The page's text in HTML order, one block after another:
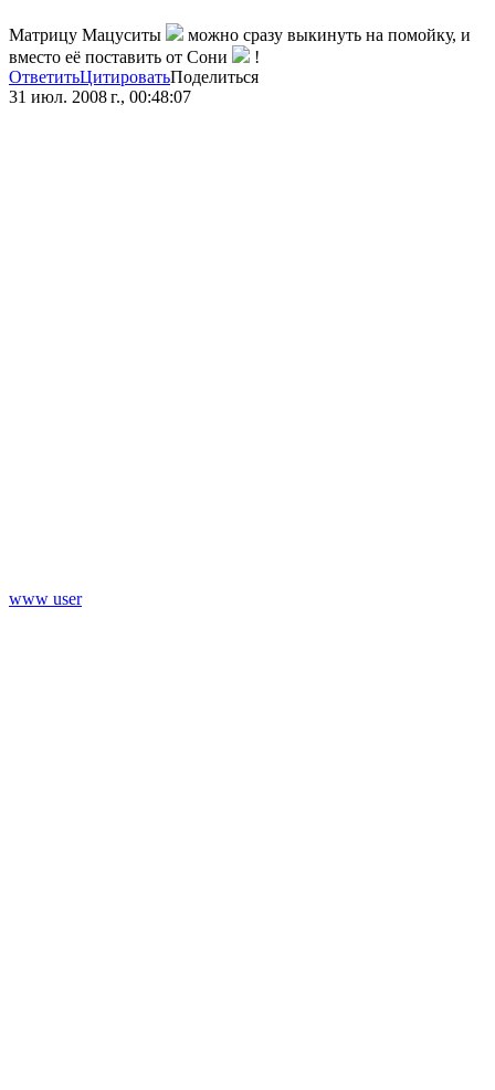
Матрицу Мацуситы
можно сразу выкинуть на помойку, и
вместо её поставить от Сони
!
ОтветитьЦитироватьПоделиться
31 июл. 2008 г., 00:48:07
www user